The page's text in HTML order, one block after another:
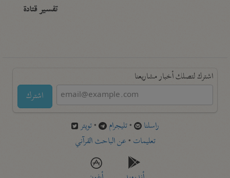
تفسير قتادة
اشترك لتصلك أخبار مشاريعنا
اشترك
راسلنا •تليجرام •تويتر
تعليمات •عن الباحث القرآني